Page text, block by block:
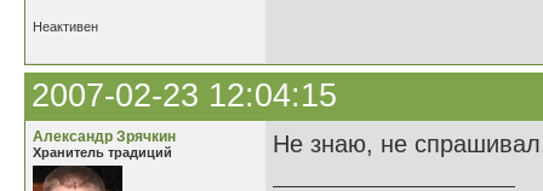
Неактивен
2007-02-23 12:04:15
Александр Зрячкин
Хранитель традиций Не знаю, не